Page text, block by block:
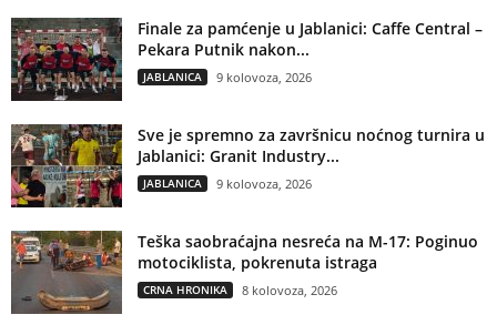
Finale za pamćenje u Jablanici: Caffe Central –
Pekara Putnik nakon...
JABLANICA 9 kolovoza, 2026
Sve je spremno za završnicu noćnog turnira u
Jablanici: Granit Industry...
JABLANICA 9 kolovoza, 2026
Teška saobraćajna nesreća na M-17: Poginuo
motociklista, pokrenuta istraga
CRNA HRONIKA 8 kolovoza, 2026